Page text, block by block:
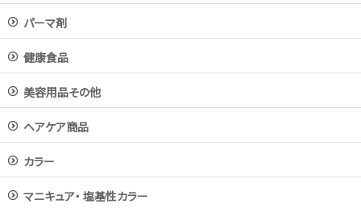
パーマ剤
健康食品
美容用品その他
ヘアケア商品
カラー
マニキュア・ 塩基性カラー